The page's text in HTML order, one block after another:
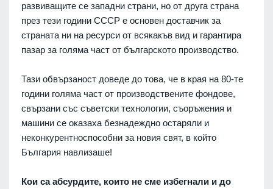
развиващите се западни страни, но от друга страна
през тези години СССР е основен доставчик за
страната ни на ресурси от всякакъв вид и гарантира
пазар за голяма част от българското производство.
Тази обвързаност доведе до това, че в края на 80-те
години голяма част от производствените фондове,
свързани със съветски технологии, съоръжения и
машини се оказаха безнадеждно остаряли и
неконкурентноспособни за новия свят, в който
България навлизаше!
Кои са абсурдите, които не сме избегнали и до